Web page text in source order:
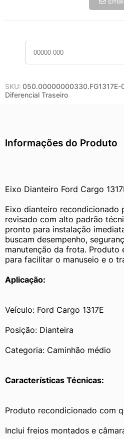
SKU: 050.00000000330.FG1317E-
Diferencial Traseiro
Informações do Produto
Eixo Dianteiro Ford Cargo
Eixo dianteiro recondicionado
revisado com alto padrão
pronto para instalação
buscam desempenho,
manutenção da frota. Produto
para facilitar o manuseio e o
Aplicação:
Veículo: Ford Cargo 1317E
Posição: Dianteira
Categoria: Caminhão médio
Características Técnicas:
Produto recondicionado com
Inclui freios montados e